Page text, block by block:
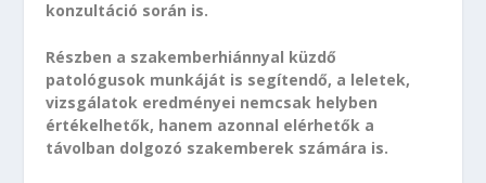
konzultáció során is.
Részben a szakemberhiánnyal küzdő
patológusok munkáját is segítendő, a leletek,
vizsgálatok eredményei nemcsak helyben
értékelhetők, hanem azonnal elérhetők a
távolban dolgozó szakemberek számára is.